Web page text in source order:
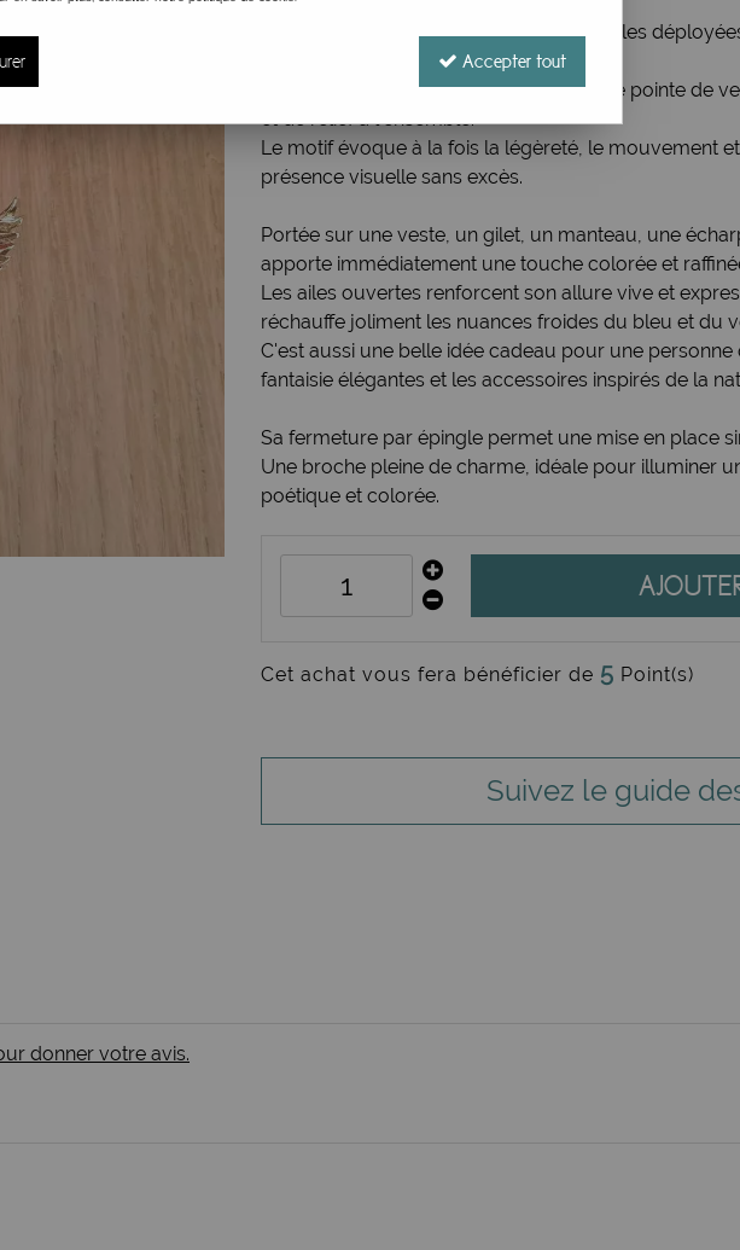
Cette broche représente un colibri aux ailes
élégante à finition dorée.
Ses différents tons de bleu, relevés d'une pointe de
et de relief à l'ensemble.
Le motif évoque à la fois la légèreté, le mouvement
présence visuelle sans excès.
Portée sur une veste, un gilet, un manteau, une
apporte immédiatement une touche colorée et
Les ailes ouvertes renforcent son allure vive et
réchauffe joliment les nuances froides du bleu et du
C'est aussi une belle idée cadeau pour une
fantaisie élégantes et les accessoires inspirés de la
Sa fermeture par épingle permet une mise en place
Une broche pleine de charme, idéale pour illuminer
poétique et colorée.
Cet achat vous fera bénéficier de 5 Point(s)
Suivez le guide
donner votre avis.
Accepter tout